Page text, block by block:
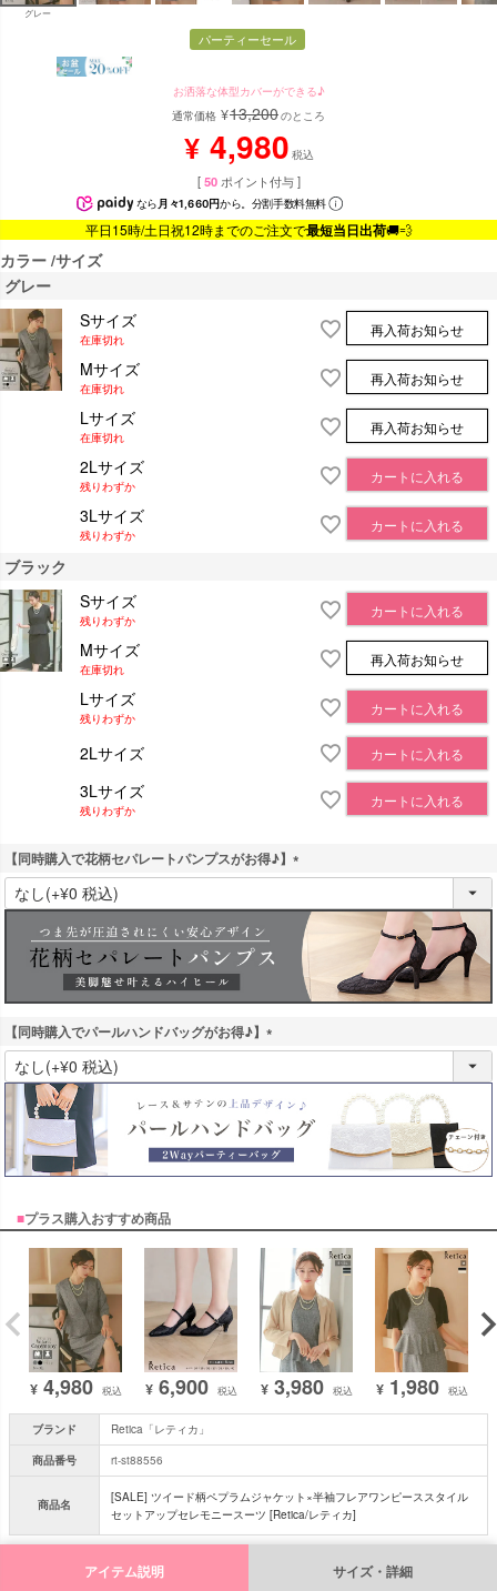
グレー
パーティーセール
お洒落な体型カバーができる♪
通常価格 ¥13,200のところ
¥ 4,980 税込
[ 50 ポイント付与 ]
なら 月々1,660円から。分割手数料無料
平日15時/土日祝12時までのご注文で最短当日出荷🚚💨
カラー サイズ
グレー
Sサイズ
在庫切れ
再入荷お知らせ
Mサイズ
在庫切れ
再入荷お知らせ
Lサイズ
在庫切れ
再入荷お知らせ
2Lサイズ
残りわずか
カートに入れる
3Lサイズ
残りわずか
カートに入れる
ブラック
Sサイズ
残りわずか
カートに入れる
Mサイズ
在庫切れ
再入荷お知らせ
Lサイズ
残りわずか
カートに入れる
2Lサイズ カートに入れる
3Lサイズ
残りわずか
カートに入れる
【同時購入で花柄セパレートパンプスがお得♪】
(
須
【同時購入でパールハンドバッグがお得♪】
(
必
須
)
■プラス購入おすすめ商品
¥ 4,980 税込 ¥ 6,900 税込 ¥ 3,980 税込 ¥ 1,980 税込
ブランド
Retica「レティカ」
商品番号
rt-st88556
商品名
[SALE] ツイード柄ペプラムジャケット×半袖フレアワンピーススタイル
セットアップセレモニースーツ [Retica/レティカ]
アイテム説明 サイズ・詳細